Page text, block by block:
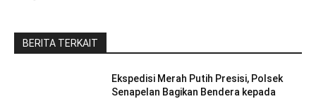
BERITA TERKAIT
Ekspedisi Merah Putih Presisi, Polsek
Senapelan Bagikan Bendera kepada